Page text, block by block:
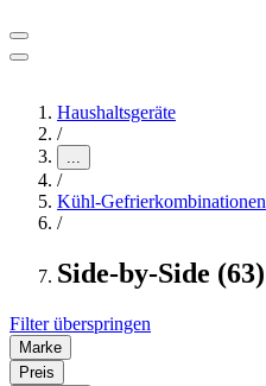
Haushaltsgeräte
/
...
/
Kühl-Gefrierkombinationen
/
Side-by-Side (63)
Filter überspringen
Marke
Preis